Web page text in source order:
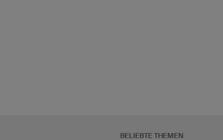
BELIEBTE THEMEN